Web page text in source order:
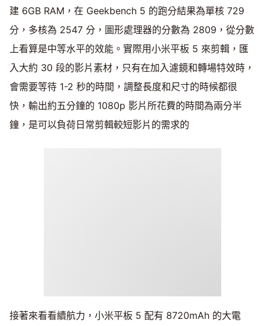
建 6GB RAM，在 Geekbench 5 的跑分結果為單核 729
分，多核為 2547 分，圖形處理器的分數為 2809，從分數
上看算是中等水平的效能。實際用小米平板 5 來剪輯，匯
入大約 30 段的影片素材，只有在加入濾鏡和轉場特效時，
會需要等待 1-2 秒的時間，調整長度和尺寸的時候都很
快，輸出約五分鐘的 1080p 影片所花費的時間為兩分半
鐘，是可以負荷日常剪輯較短影片的需求的
接著來看看續航力，小米平板 5 配有 8720mAh 的大電